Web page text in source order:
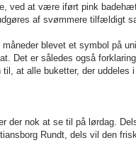
ved at være iført pink
af svømmere tilfældigt
blevet et symbol på
Det er således også
at alle buketter, der uddeles
der nok at se til på lørdag.
Rundt, dels vil den